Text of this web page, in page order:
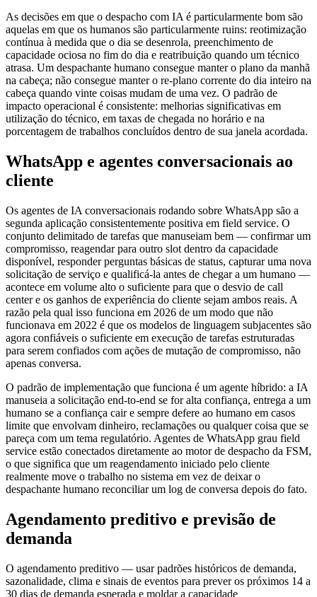
As decisões em que o despacho com IA é particularmente bom são
aquelas em que os humanos são particularmente ruins: reotimização
contínua à medida que o dia se desenrola, preenchimento de
capacidade ociosa no fim do dia e reatribuição quando um técnico
atrasa. Um despachante humano consegue manter o plano da manhã
na cabeça; não consegue manter o re-plano corrente do dia inteiro na
cabeça quando vinte coisas mudam de uma vez. O padrão de
impacto operacional é consistente: melhorias significativas em
utilização do técnico, em taxas de chegada no horário e na
porcentagem de trabalhos concluídos dentro de sua janela acordada.
WhatsApp e agentes conversacionais ao
cliente
Os agentes de IA conversacionais rodando sobre WhatsApp são a
segunda aplicação consistentemente positiva em field service. O
conjunto delimitado de tarefas que manuseiam bem — confirmar um
compromisso, reagendar para outro slot dentro da capacidade
disponível, responder perguntas básicas de status, capturar uma nova
solicitação de serviço e qualificá-la antes de chegar a um humano —
acontece em volume alto o suficiente para que o desvio de call
center e os ganhos de experiência do cliente sejam ambos reais. A
razão pela qual isso funciona em 2026 de um modo que não
funcionava em 2022 é que os modelos de linguagem subjacentes são
agora confiáveis o suficiente em execução de tarefas estruturadas
para serem confiados com ações de mutação de compromisso, não
apenas conversa.
O padrão de implementação que funciona é um agente híbrido: a IA
manuseia a solicitação end-to-end se for alta confiança, entrega a um
humano se a confiança cair e sempre defere ao humano em casos
limite que envolvam dinheiro, reclamações ou qualquer coisa que se
pareça com um tema regulatório. Agentes de WhatsApp grau field
service estão conectados diretamente ao motor de despacho da FSM,
o que significa que um reagendamento iniciado pelo cliente
realmente move o trabalho no sistema em vez de deixar o
despachante humano reconciliar um log de conversa depois do fato.
Agendamento preditivo e previsão de
demanda
O agendamento preditivo — usar padrões históricos de demanda,
sazonalidade, clima e sinais de eventos para prever os próximos 14 a
30 dias de demanda esperada e moldar a capacidade